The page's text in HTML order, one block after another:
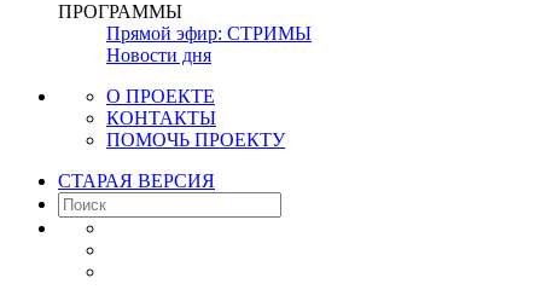
ПРОГРАММЫ
Прямой эфир: СТРИМЫ
Новости дня
О ПРОЕКТЕ
КОНТАКТЫ
ПОМОЧЬ ПРОЕКТУ
СТАРАЯ ВЕРСИЯ